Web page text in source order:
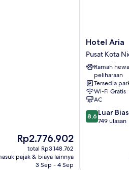
Harga
sekarang
Rp2.776.902
Rp2.776.902
total Rp3.148.762
pajak & biaya lainnya
3 Sep - 4 Sep
Hotel
Aria
Pusat
Kota
Nice
Hotel Aria
Pusat Kota
Ramah
peliharaan
Tersedia
Wi-Fi Gratis
AC
8.6
dari
8,6 Luar
749 ulasan